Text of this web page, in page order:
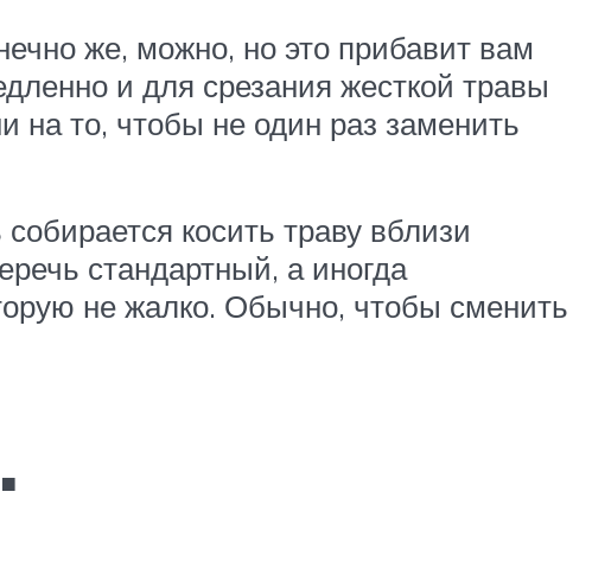
же, можно, но это прибавит вам
и для срезания жесткой травы
на то, чтобы не один раз заменить
косить траву вблизи
стандартный, а иногда
не жалко. Обычно, чтобы сменить